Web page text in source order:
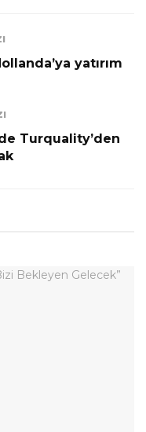
yatırım
Turquality’den